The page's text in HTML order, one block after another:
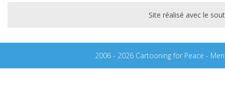
Site réalisé avec le
2006 - 2026 Cartooning for Peace -